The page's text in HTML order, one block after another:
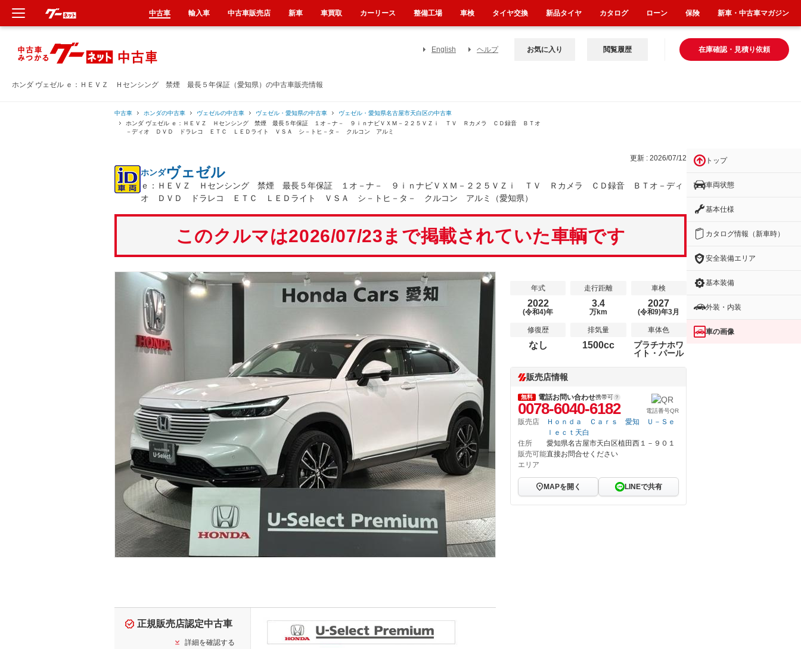
ホンダ ヴェゼル ｅ：ＨＥＶＺ Ｈセンシング 禁煙 最長５年保証（愛知県）の中古車販売情報
English ヘルプ 在庫確認・見積り依頼
お気に入り 閲覧履歴
中古車 ホンダの中古車 ヴェゼルの中古車 ヴェゼル・愛知県の中古車
ヴェゼル・愛知県名古屋市天白区の中古車
ホンダ ヴェゼル ｅ：ＨＥＶＺ Ｈセンシング 禁煙 最長５年保証 １オ－ナ－ ９ｉｎナビＶＸＭ－２２５ＶＺｉ ＴＶ Ｒカメラ ＣＤ録音 ＢＴオ
－ディオ ＤＶＤ ドラレコ ＥＴＣ ＬＥＤライト ＶＳＡ シ－トヒ－タ－ クルコン アルミ
更新 : 2026/07/12
ホンダヴェゼル
ｅ：ＨＥＶＺ Ｈセンシング 禁煙 最長５年保証 １オ－ナ－ ９ｉｎナビＶＸＭ－２２５ＶＺｉ ＴＶ Ｒカメラ ＣＤ録音 ＢＴオ－ディ
オ ＤＶＤ ドラレコ ＥＴＣ ＬＥＤライト ＶＳＡ シ－トヒ－タ－ クルコン アルミ（愛知県）
このクルマは2026/07/23まで掲載されていた車輌です
正規販売店認定中古車
詳細を確認する
年式
2022
(令和4)年
走行距離
3.4
万km
車検
2027
(令和9)年3月
修復歴
なし
排気量
1500cc
車体色
プラチナホワ
イト・パール
販売店情報
無料 電話お問い合わせ携帯可
0078-6040-6182 電話番号QR
販売店
Ｈｏｎｄａ Ｃａｒｓ 愛知 Ｕ－Ｓｅ
ｌｅｃｔ天白
住所
愛知県名古屋市天白区植田西１－９０１
販売可能
エリア
直接お問合せください
MAPを開く LINEで共有
トップ
車両状態
基本仕様
カタログ情報（新車時）
安全装備エリア
基本装備
外装・内装
車の画像
中古車 輸入車 中古車販売店 新車 車買取 カーリース 整備工場 車検 タイヤ交換 新品タイヤ カタログ ローン 保険 新車・中古車マガジン
新車
中古車